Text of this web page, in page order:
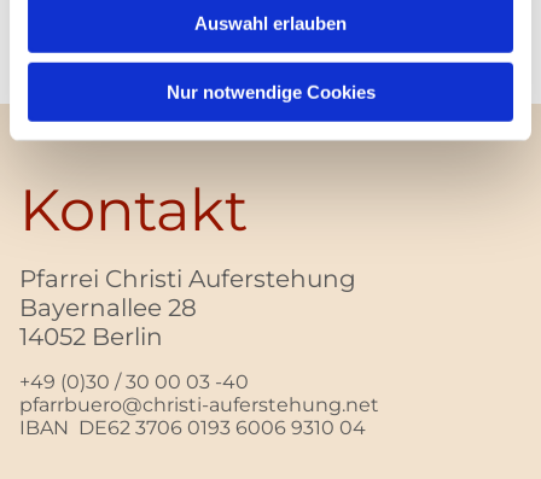
Auswahl erlauben
Nur notwendige Cookies
Kontakt
Pfarrei Christi Auferstehung
Bayernallee 28
14052 Berlin
+49 (0)30 / 30 00 03 -40
pfarrbuero@christi-auferstehung.net
IBAN DE62 3706 0193 6006 9310 04